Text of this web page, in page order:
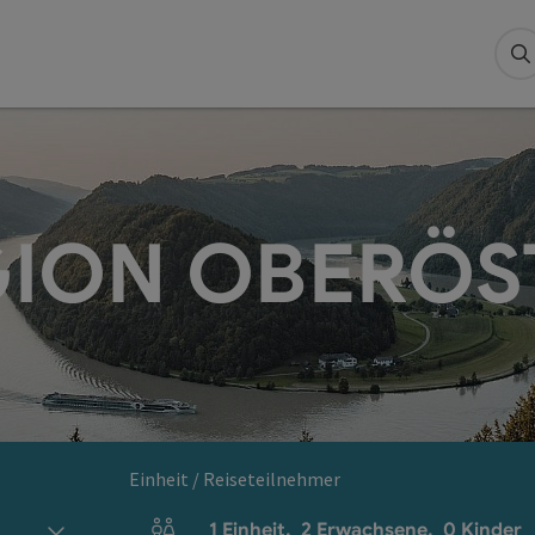
Einheit / Reiseteilnehmer
1 Einheit, 2 Erwachsene, 0 Kinder